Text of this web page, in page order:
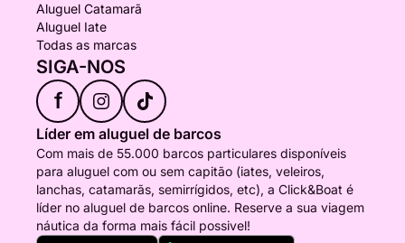
Aluguel Catamarã
Aluguel Iate
Todas as marcas
SIGA-NOS
f
Líder em aluguel de barcos
Com mais de 55.000 barcos particulares disponíveis
para aluguel com ou sem capitão (iates, veleiros,
lanchas, catamarãs, semirrígidos, etc), a Click&Boat é
líder no aluguel de barcos online. Reserve a sua viagem
náutica da forma mais fácil possivel!